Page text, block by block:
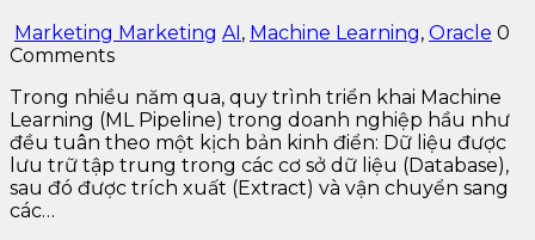
Marketing Marketing AI, Machine Learning, Oracle 0
Comments
Trong nhiều năm qua, quy trình triển khai Machine
Learning (ML Pipeline) trong doanh nghiệp hầu như
đều tuân theo một kịch bản kinh điển: Dữ liệu được
lưu trữ tập trung trong các cơ sở dữ liệu (Database),
sau đó được trích xuất (Extract) và vận chuyển sang
các…